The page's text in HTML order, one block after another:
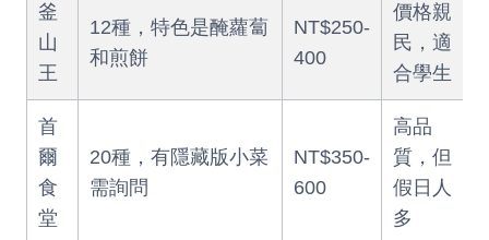
釜
山
王
12種，特色是醃蘿蔔
和煎餅
NT$250-
400
價格親
民，適
合學生
首
爾
食
堂
20種，有隱藏版小菜
需詢問
NT$350-
600
高品
質，但
假日人
多